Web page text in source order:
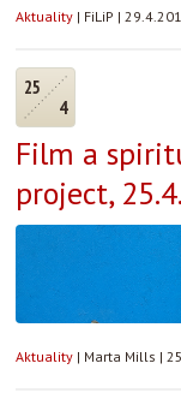
Aktuality | FiLiP |
25
4
Film a
project,
Aktuality | Marta Mills |